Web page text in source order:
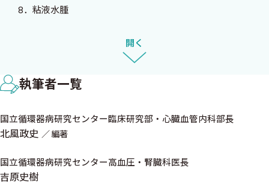
心不全の治療戦略には，大きく分けて症状の改善と予後の改善
系・交感神経系抑制薬がよく知られています．ACE阻害薬，アンジ
オテンシン受容体拮抗薬，β遮断薬の使い方については多くの成書
があり人口に膾炙しているのに，利尿薬の功罪については，当た
くれません．その問いに答えるのが本書です．心不全でどのよう
に利尿薬を使えばいいのか，腎機能との兼ね合いはどうすればい
書には必要十分に詰まっています．人間は，水分をたくさん取るべ
きというエビデンスのない通説に惑わされず，ぜひ，利尿薬の達人
8．粘液水腫
B．なぜ浮腫がいけないのか？ （吉原史樹）
1．腹腔内循環
2．腹腔内リンパ流
4．心肝連関と肝腎連関
5．心不全患者の脾臓
6．腸管腎関連
7．腹腔内圧を標的とした心不全治療
開く
執筆者一覧
国立循環器病研究センター臨床研究部・心臓血管内科部長
北風政史 編著
国立循環器病研究センター高血圧・腎臓科医長
吉原史樹